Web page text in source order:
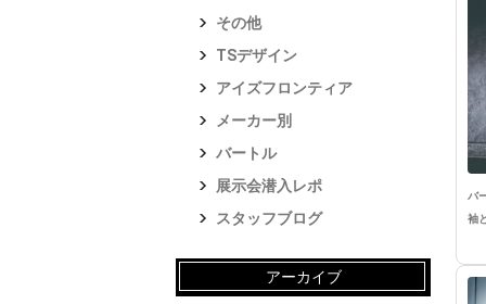
バ
袖
その他
TSデザイン
アイズフロンティア
メーカー別
バートル
展示会潜入レポ
スタッフブログ
アーカイブ